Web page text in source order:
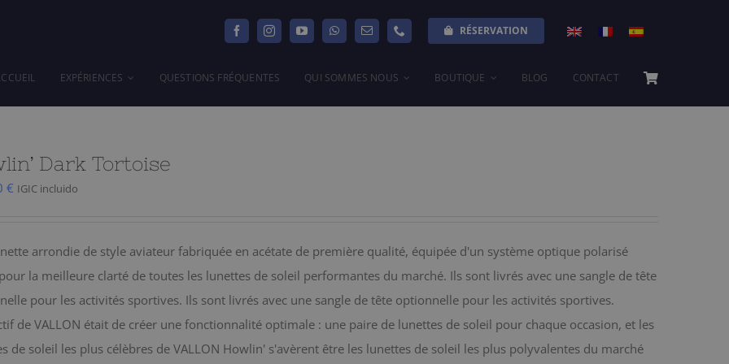
RÉSERVATION
EXPÉRIENCES QUESTIONS FRÉQUENTES QUI SOMMES NOUS BOUTIQUE BLOG CONTACT
Dark Tortoise
€ IGIC incluido
arrondie de style aviateur fabriquée en acétate de première qualité, équipée d'un système optique polarisé
la meilleure clarté de toutes les lunettes de soleil performantes du marché. Ils sont livrés avec une sangle de tête
pour les activités sportives. Ils sont livrés avec une sangle de tête optionnelle pour les activités sportives.
de VALLON était de créer une fonctionnalité optimale : une paire de lunettes de soleil pour chaque occasion, et les
de soleil les plus célèbres de VALLON Howlin' s'avèrent être les lunettes de soleil les plus polyvalentes du marché